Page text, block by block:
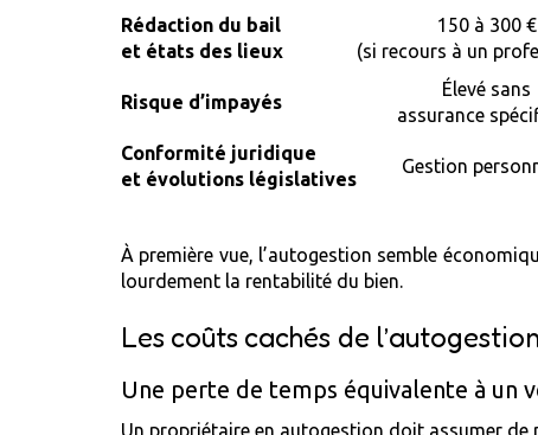
Rédaction du bail
et états des lieux
150 à 300 €
(si recours à un
Risque d’impayés
Élevé sans
assurance
Conformité juridique
et évolutions législatives
Gestion
À première vue, l’autogestion semble
lourdement la rentabilité du bien.
Les coûts cachés de
Une perte de temps équivalente à un
Un propriétaire en autogestion doit assumer de